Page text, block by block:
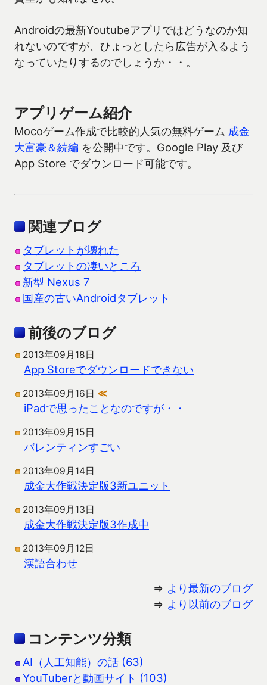
Androidの最新Youtubeアプリではどうなのか知
れないのですが、ひょっとしたら広告が入るよう
なっていたりするのでしょうか・・。
アプリゲーム紹介
Mocoゲーム作成で比較的人気の無料ゲーム 成金
大富豪＆続編 を公開中です。Google Play 及び
App Store でダウンロード可能です。
関連ブログ
タブレットが壊れた
タブレットの凄いところ
新型 Nexus 7
国産の古いAndroidタブレット
前後のブログ
2013年09月18日
App Storeでダウンロードできない
2013年09月16日 ≪
iPadで思ったことなのですが・・
2013年09月15日
バレンティンすごい
2013年09月14日
成金大作戦決定版3新ユニット
2013年09月13日
成金大作戦決定版3作成中
2013年09月12日
漢語合わせ
⇒ より最新のブログ
⇒ より以前のブログ
コンテンツ分類
AI（人工知能）の話 (63)
YouTuberと動画サイト (103)